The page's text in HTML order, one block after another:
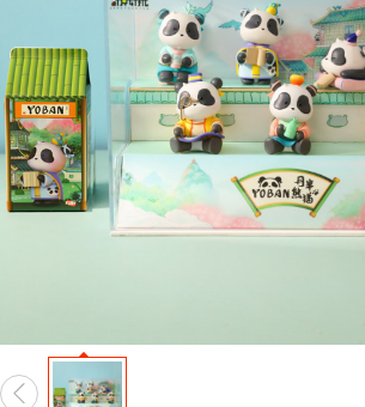
